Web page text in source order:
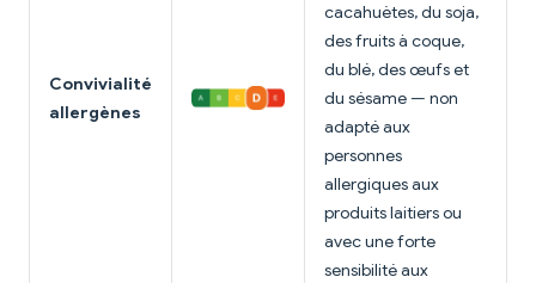
Convivialité
allergènes
cacahuètes, du soja,
des fruits à coque,
du blé, des œufs et
du sésame — non
adapté aux
personnes
allergiques aux
produits laitiers ou
avec une forte
sensibilité aux